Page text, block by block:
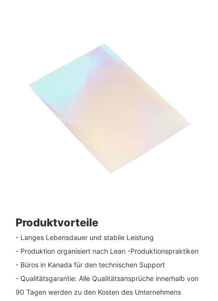
Produktvorteile
- Langes Lebensdauer und stabile Leistung
- Produktion organisiert nach Lean -Produktionspraktiken
- Büros in Kanada für den technischen Support
- Qualitätsgarantie: Alle Qualitätsansprüche innerhalb von
90 Tagen werden zu den Kosten des Unternehmens